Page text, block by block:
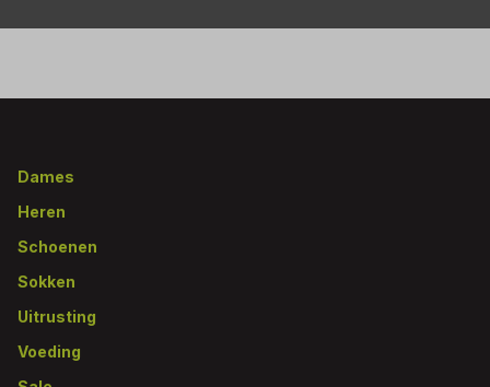
Footer
Dames
Heren
Schoenen
Sokken
Uitrusting
Voeding